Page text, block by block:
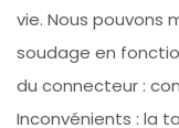
vie. Nous pouvons
soudage en
du connecteur :
Inconvénients : la